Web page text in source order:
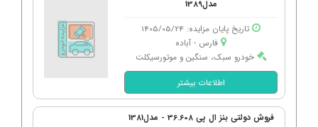
مدل1389
تاریخ پایان مزایده: 1405/05/24
فارس - آباده
خودرو سبک، سنگین و موتورسیکلت
اطلاعات بیشتر
فروش دولتی بنز ال پی 36.608 - مدل1381